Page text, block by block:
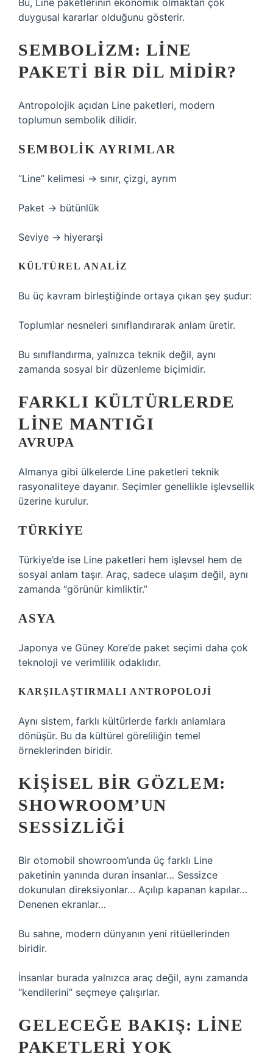
Bu, Line paketlerinin ekonomik olmaktan çok
duygusal kararlar olduğunu gösterir.
SEMBOLIZM: LINE
PAKETI BIR DIL MIDIR?
Antropolojik açıdan Line paketleri, modern
toplumun sembolik dilidir.
SEMBOLIK AYRIMLAR
“Line” kelimesi → sınır, çizgi, ayrım
Paket → bütünlük
Seviye → hiyerarşi
KÜLTÜREL ANALIZ
Bu üç kavram birleştiğinde ortaya çıkan şey şudur:
Toplumlar nesneleri sınıflandırarak anlam üretir.
Bu sınıflandırma, yalnızca teknik değil, aynı
zamanda sosyal bir düzenleme biçimidir.
FARKLI KÜLTÜRLERDE
LINE MANTIĞI
AVRUPA
Almanya gibi ülkelerde Line paketleri teknik
rasyonaliteye dayanır. Seçimler genellikle işlevsellik
üzerine kurulur.
TÜRKIYE
Türkiye’de ise Line paketleri hem işlevsel hem de
sosyal anlam taşır. Araç, sadece ulaşım değil, aynı
zamanda “görünür kimliktir.”
ASYA
Japonya ve Güney Kore’de paket seçimi daha çok
teknoloji ve verimlilik odaklıdır.
KARŞILAŞTIRMALI ANTROPOLOJI
Aynı sistem, farklı kültürlerde farklı anlamlara
dönüşür. Bu da kültürel göreliliğin temel
örneklerinden biridir.
KIŞISEL BIR GÖZLEM:
SHOWROOM’UN
SESSIZLIĞI
Bir otomobil showroom’unda üç farklı Line
paketinin yanında duran insanlar… Sessizce
dokunulan direksiyonlar… Açılıp kapanan kapılar…
Denenen ekranlar…
Bu sahne, modern dünyanın yeni ritüellerinden
biridir.
İnsanlar burada yalnızca araç değil, aynı zamanda
“kendilerini” seçmeye çalışırlar.
GELECEĞE BAKIŞ: LINE
PAKETLERI YOK